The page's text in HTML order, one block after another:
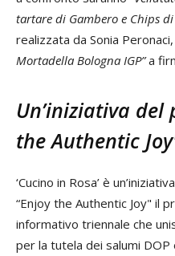
tartare di Gambero e Chips
realizzata da Sonia
Mortadella Bologna IGP”a
Un’iniziativa del
the Authentic
‘Cucino in Rosa’ è
“Enjoy the Authentic Joy" il
informativo triennale che
per la tutela dei salumi